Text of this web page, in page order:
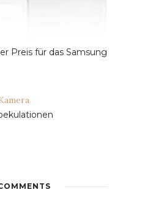
Preis für das Samsung